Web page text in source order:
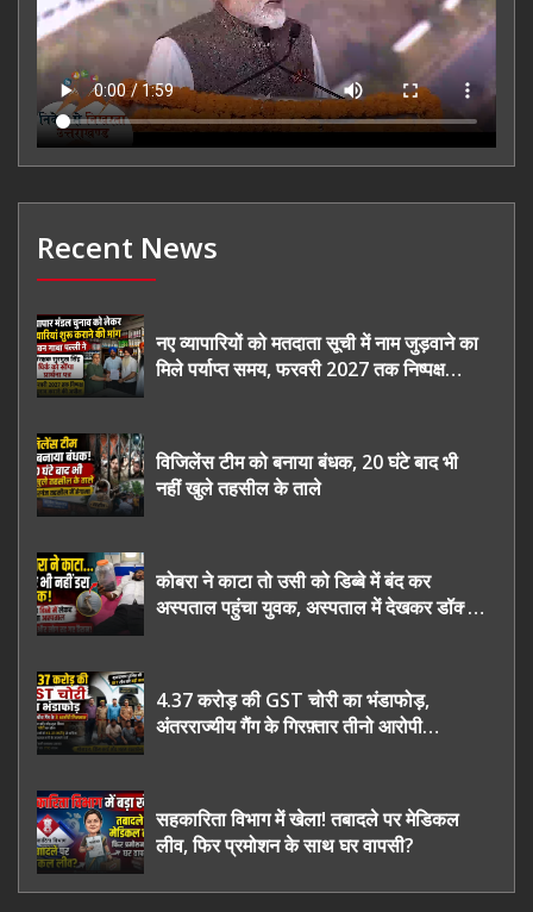
Recent News
नए व्यापारियों को मतदाता सूची में नाम जुड़वाने का
मिले पर्याप्त समय, फरवरी 2027 तक निष्पक्ष
विजिलेंस टीम को बनाया बंधक, 20 घंटे बाद भी
नहीं खुले तहसील के ताले
कोबरा ने काटा तो उसी को डिब्बे में बंद कर
अस्पताल पहुंचा युवक, अस्पताल में देखकर डॉक्टर
4.37 करोड़ की GST चोरी का भंडाफोड़,
अंतरराज्यीय गैंग के गिरफ़्तार तीनो आरोपी
सहकारिता विभाग में खेला! तबादले पर मेडिकल
लीव, फिर प्रमोशन के साथ घर वापसी?